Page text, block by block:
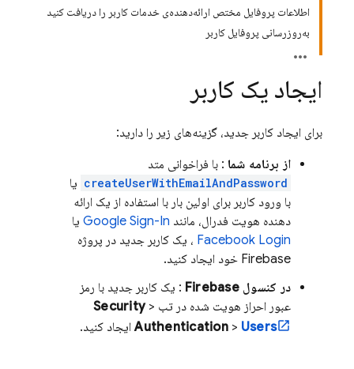
اطلاعات پروفایل مختص ارائه‌دهنده‌ی خدمات کاربر را دریافت کنید
به‌روزرسانی پروفایل کاربر
ایجاد یک کاربر
برای ایجاد کاربر جدید، گزینه‌های زیر را دارید:
از برنامه شما : با فراخوانی متد
createUserWithEmailAndPassword یا
با ورود کاربر برای اولین بار با استفاده از یک ارائه
دهنده هویت فدرال، مانند Google Sign-In یا
Facebook Login ، یک کاربر جدید در پروژه
Firebase خود ایجاد کنید.
در کنسولFirebase : یک کاربر جدید با رمز
عبور احراز هویت شده در تب
Security>
Authentication> Users ایجاد کنید.